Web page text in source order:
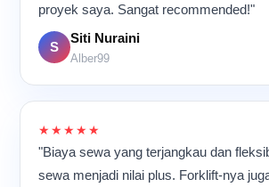
proyek saya. Sangat recommended!"
S
Siti Nuraini
Alber99
★★★★★
"Biaya sewa yang terjangkau dan
sewa menjadi nilai plus. Forklift-nya